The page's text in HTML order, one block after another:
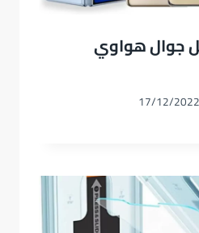
جوال هواوي
17/12/2022